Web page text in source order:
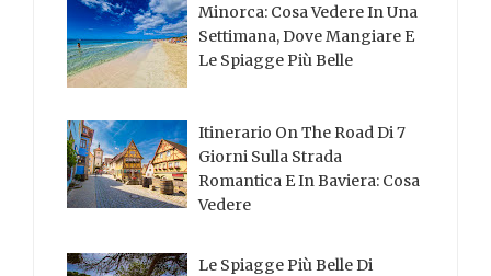
Minorca: Cosa Vedere In Una
Settimana, Dove Mangiare E
Le Spiagge Più Belle
Itinerario On The Road Di 7
Giorni Sulla Strada
Romantica E In Baviera: Cosa
Vedere
Le Spiagge Più Belle Di